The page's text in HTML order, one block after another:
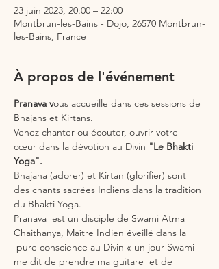
23 juin 2023, 20:00 – 22:00
Montbrun-les-Bains - Dojo, 26570 Montbrun-
les-Bains, France
À propos de l'événement
Pranava vous accueille dans ces sessions de
Bhajans et Kirtans.
Venez chanter ou écouter, ouvrir votre
cœur dans la dévotion au Divin "Le Bhakti
Yoga".
Bhajana (adorer) et Kirtan (glorifier) sont
des chants sacrées Indiens dans la tradition
du Bhakti Yoga.
Pranava  est un disciple de Swami Atma
Chaithanya, Maître Indien éveillé dans la
pure conscience au Divin « un jour Swami
me dit de prendre ma guitare  et de